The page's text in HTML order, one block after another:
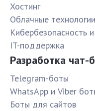
Хостинг
Облачные технологии
Кибербезопасность
IT-поддержка
Разработка чат-
Telegram-боты
WhatsApp и Viber
Боты для сайтов